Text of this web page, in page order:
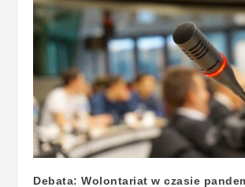
Debata: Wolontariat w czasie